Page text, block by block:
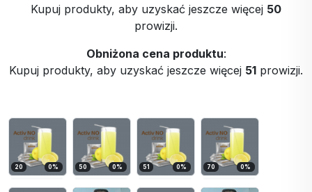
Kupuj produkty, aby uzyskać jeszcze więcej 50
prowizji.
Obniżona cena produktu:
Kupuj produkty, aby uzyskać jeszcze więcej 51 prowizji.
20 0% 50 0% 51 0% 70 0%